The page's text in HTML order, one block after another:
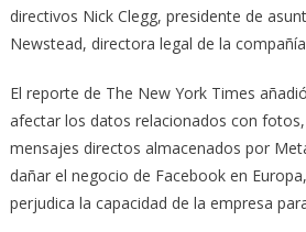
directivos Nick Clegg, presidente de
Newstead, directora legal de la
El reporte de The New York Times
afectar los datos relacionados con
mensajes directos almacenados por
dañar el negocio de Facebook en
perjudica la capacidad de la empresa